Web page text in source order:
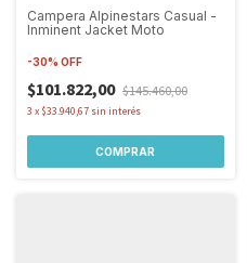
Campera Alpinestars Casual -
Inminent Jacket Moto
-30% OFF
$101.822,00 $145.460,00
3 x $33.940,67 sin interés
COMPRAR